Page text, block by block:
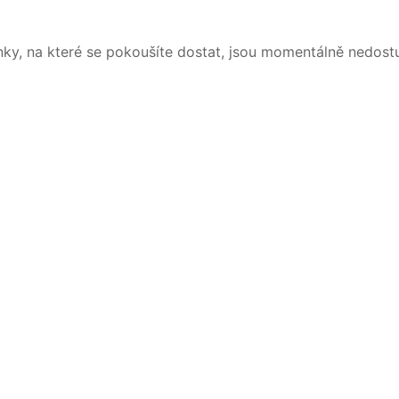
na které se pokoušíte dostat, jsou momentálně